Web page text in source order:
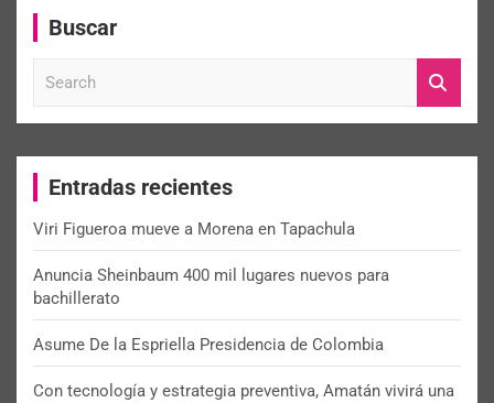
Buscar
c
Entradas recientes
Viri Figueroa mueve a Morena en Tapachula
Anuncia Sheinbaum 400 mil lugares nuevos para
bachillerato
Asume De la Espriella Presidencia de Colombia
Con tecnología y estrategia preventiva, Amatán vivirá una